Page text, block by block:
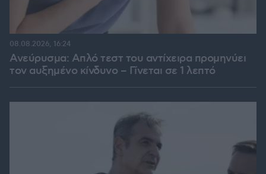
Ανεύρυσμα: Απλό τεστ του αντίχειρα προμηνύει
τον αυξημένο κίνδυνο – Γίνεται σε 1 λεπτό
08.08.2026, 16:24